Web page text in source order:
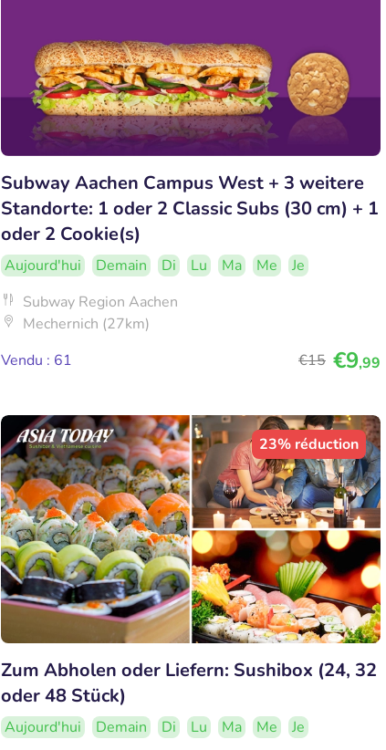
Subway Aachen Campus West + 3 weitere
Standorte: 1 oder 2 Classic Subs (30 cm) + 1
oder 2 Cookie(s)
Aujourd'hui Demain Di Lu Ma Me
Je
Subway Region Aachen
Mechernich (27km)
Vendu : 61
€15 €9,99
23% réduction
Zum Abholen oder Liefern: Sushibox (24, 32
oder 48 Stück)
Aujourd'hui Demain Di Lu Ma Me
Je